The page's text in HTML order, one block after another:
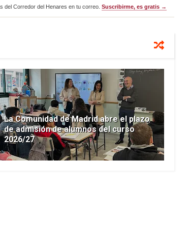
del Corredor del Henares en tu correo. Suscribirme, es gratis →
La Comunidad de Madrid abre el plazo
de admisión de alumnos del curso
2026/27